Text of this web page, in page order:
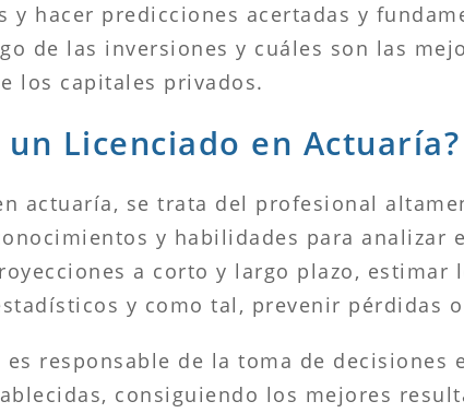
y hacer predicciones acertadas y
de las inversiones y cuáles son las
los capitales privados.
un Licenciado en Actuaría?
actuaría, se trata del profesional
y habilidades para analizar
a corto y largo plazo, estimar
y como tal, prevenir pérdidas
responsable de la toma de decisiones
consiguiendo los mejores